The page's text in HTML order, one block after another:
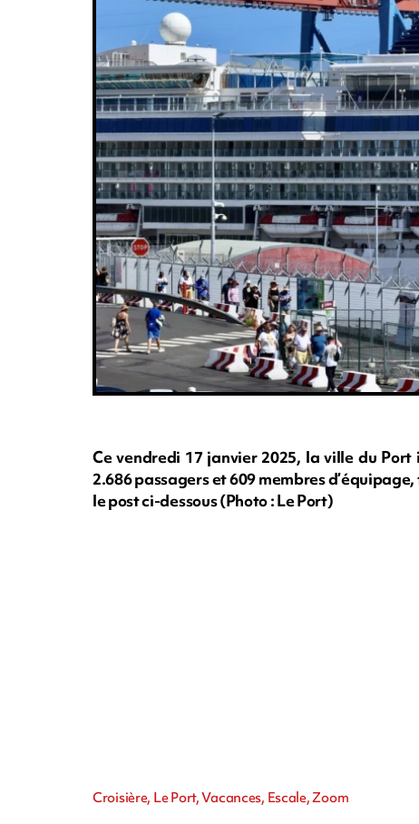
Ce vendredi 17 janvier 2025, la ville du
2.686 passagers et 609 membres
le post ci-dessous (Photo : Le Port)
Croisière, Le Port, Vacances, Escale, Zoom